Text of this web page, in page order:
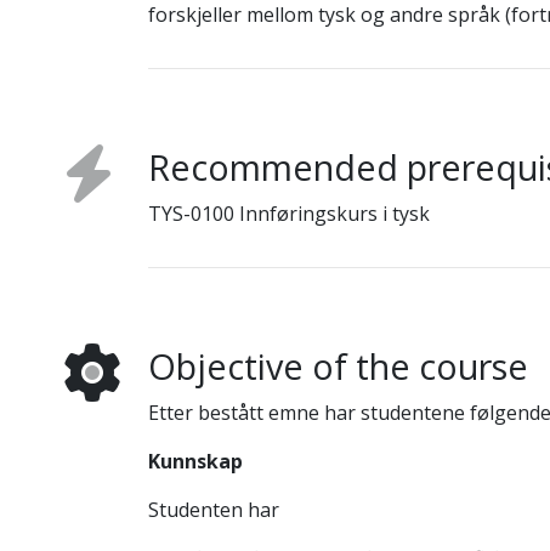
forskjeller mellom tysk og andre språk
Recommended
TYS-0100 Innføringskurs i tysk
Objective of the course
Etter bestått emne har studentene
Kunnskap
Studenten har